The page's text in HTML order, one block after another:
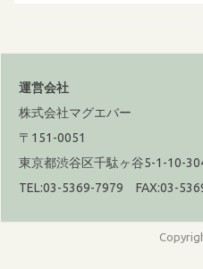
運営会社
株式会社マグエバー
〒151-0051
東京都渋谷区千駄ヶ谷5-1-10-
TEL:03-5369-7979 FAX:03-